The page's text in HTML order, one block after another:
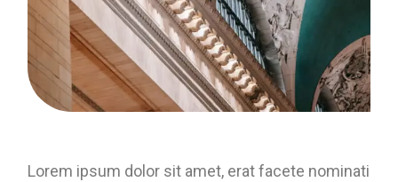
Lorem ipsum dolor sit amet, erat facete nominati